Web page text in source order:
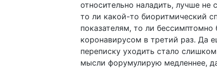
относительно наладить, лучше не
то ли какой-то биоритмический
показателям, то ли бессимптомно
коронавирусом в третий раз. Да
переписку уходить стало
мысли форумулирую медленнее,